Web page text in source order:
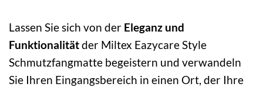
Lassen Sie sich von der Eleganz und
Funktionalitätder Miltex Eazycare Style
Schmutzfangmatte begeistern und verwandeln
Sie Ihren Eingangsbereich in einen Ort, der Ihre